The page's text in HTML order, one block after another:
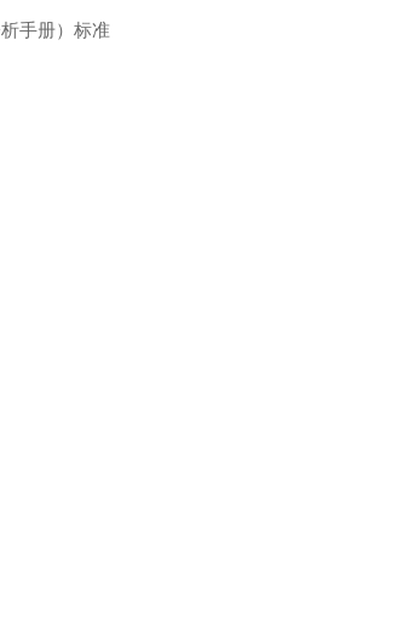
手册）标准